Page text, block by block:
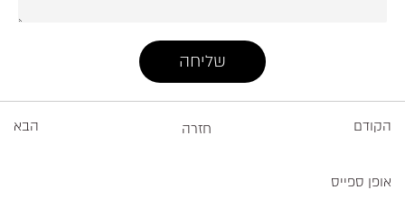
הקודם חזרה הבא
אופן ספייס